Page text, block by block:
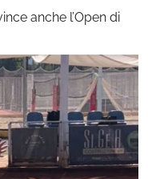
anche l’Open di